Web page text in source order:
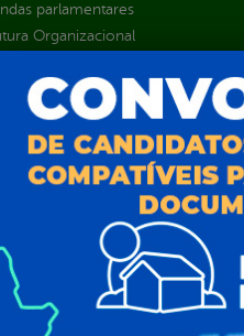
parlamentares
Organizacional
e Governo Digital
e Contratos
Públicas
e Prestação de Contas
Humanos
de Receitas